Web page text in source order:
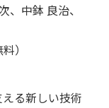
、中鉢 良治、
）
る新しい技術